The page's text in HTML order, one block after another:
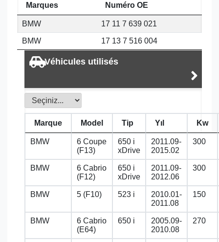
Marques Numéro OE
BMW 17 11 7 639 021
BMW 17 13 7 516 004
Véhicules utilisés
Marque Model Tip Yıl Kw
BMW
6 Coupe
(F13)
650 i
xDrive
2011.09-
2015.02
300
BMW
6 Cabrio
(F12)
650 i
xDrive
2011.09-
2012.06
300
BMW 5 (F10) 523 i
2010.01-
2011.08
150
BMW
6 Cabrio
(E64)
650 i
2005.09-
2010.08
270